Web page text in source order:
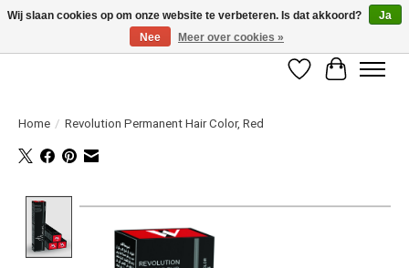
LET OP! ALLEEN BESCHIKBAAR VOOR GEVERIFIEERDE PROFESSIONALS
Verlanglijst
Home / Revolution Permanent Hair Color, Red
Product image slideshow Items
Wij slaan cookies op om onze website te verbeteren. Is dat akkoord?
Ja
Nee
Meer over cookies »